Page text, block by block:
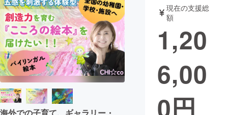
アート・写真 音楽
テクノロジー・ガジェット ゲーム・サ
映像・映画
ビジネス・起業
現在の支援総
額
1,20
6,00
0円